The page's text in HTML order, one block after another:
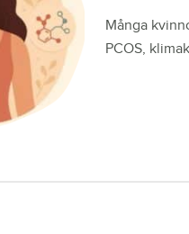
Många
PCOS,